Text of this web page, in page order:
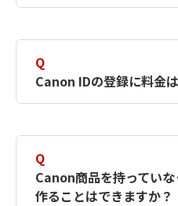
択したサービスから
簡単に作成できるよ
Canon IDの登録フォ
Q
Canon IDの登録に料金
Q
Canon商品を持ってい
作ることはできますか？